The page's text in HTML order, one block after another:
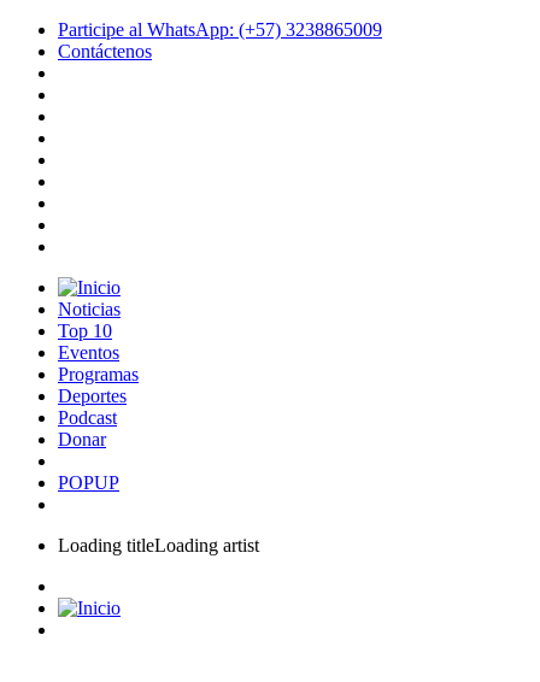
Participe al WhatsApp: (+57) 3238865009
Contáctenos
Noticias
Top 10
Eventos
Programas
Deportes
Podcast
Donar
POPUP
Loading titleLoading artist